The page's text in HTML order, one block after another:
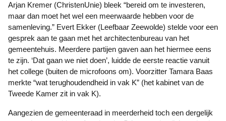
Arjan Kremer (ChristenUnie) bleek “bereid om te investeren,
maar dan moet het wel een meerwaarde hebben voor de
samenleving.” Evert Ekker (Leefbaar Zeewolde) stelde voor een
gesprek aan te gaan met het architectenbureau van het
gemeentehuis. Meerdere partijen gaven aan het hiermee eens
te zijn. ‘Dat gaan we niet doen’, luidde de eerste reactie vanuit
het college (buiten de microfoons om). Voorzitter Tamara Baas
merkte “wat terughoudendheid in vak K” (het kabinet van de
Tweede Kamer zit in vak K).
Aangezien de gemeenteraad in meerderheid toch een dergelijk